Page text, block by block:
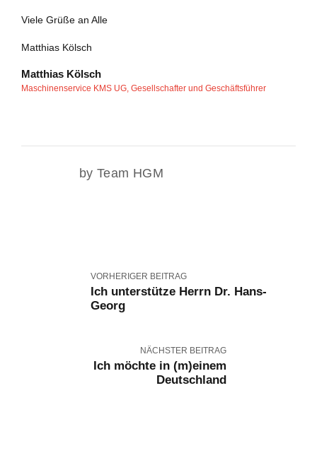
Viele Grüße an Alle
Matthias Kölsch
Matthias Kölsch
Maschinenservice KMS UG, Gesellschafter und Geschäftsführer
by Team HGM
VORHERIGER BEITRAG
Ich unterstütze Herrn Dr. Hans-
Georg
NÄCHSTER BEITRAG
Ich möchte in (m)einem
Deutschland